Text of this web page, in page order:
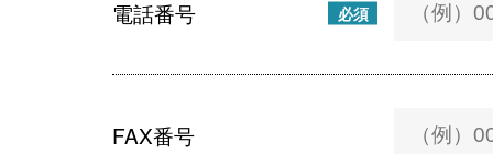
電話番号 必須
FAX番号